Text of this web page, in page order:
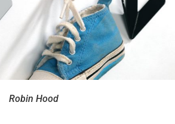
Robin Hood